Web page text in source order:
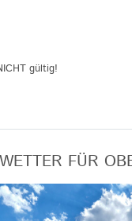
gültig!
WETTER FÜR